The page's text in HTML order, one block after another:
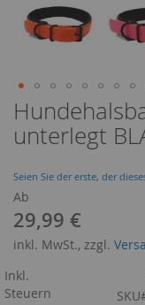
unterlegt
Seien Sie der erste, der
Ab
29,99 €
inkl. MwSt., zzgl.
SKU
Inkl.
Steuern
Zum
Anfang
der
springen